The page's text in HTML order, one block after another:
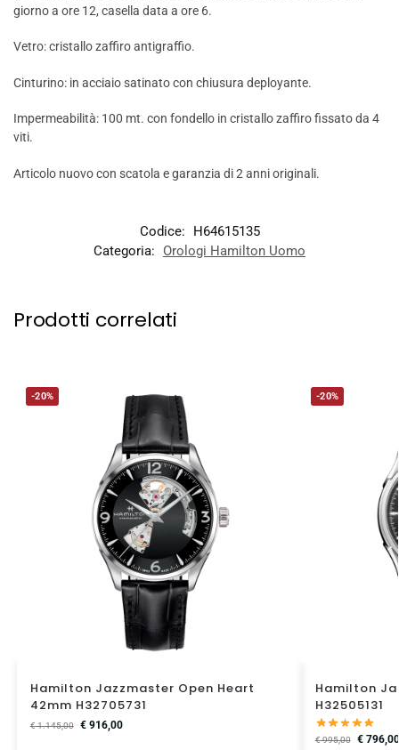
giorno a ore 12, casella data a ore 6.
Vetro: cristallo zaffiro antigraffio.
Cinturino: in acciaio satinato con chiusura deployante.
Impermeabilità: 100 mt. con fondello in cristallo zaffiro fissato da 4
viti.
Articolo nuovo con scatola e garanzia di 2 anni originali.
Codice:
H64615135
Categoria:
Orologi Hamilton Uomo
Prodotti correlati
-20%
Hamilton Jazzmaster Open Heart
42mm H32705731
€1.145,00 €916,00
-20%
Hamilton
H32505131
€995,00 €796,00